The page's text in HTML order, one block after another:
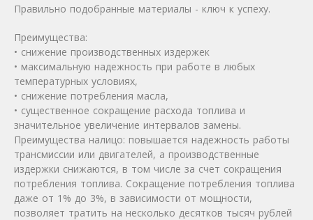
Правильно подобранные материалы - ключ к успеху.
Преимущества:
• снижение производственных издержек
• максимальную надежность при работе в любых
температурных условиях,
• снижение потребления масла,
• существенное сокращение расхода топлива и
значительное увеличение интервалов замены.
Преимущества налицо: повышается надежность работы
трансмиссии или двигателей, а производственные
издержки снижаются, в том числе за счет сокращения
потребления топлива. Сокращение потребления топлива
даже от 1% до 3%, в зависимости от мощности,
позволяет тратить на несколько десятков тысяч рублей